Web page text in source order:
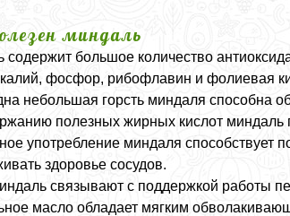
миндаль
содержит большое количество
фосфор, рибофлавин и фолиевая
небольшая горсть миндаля способна
полезных жирных кислот миндаль
употребление миндаля способствует
здоровье сосудов.
связывают с поддержкой работы
масло обладает мягким